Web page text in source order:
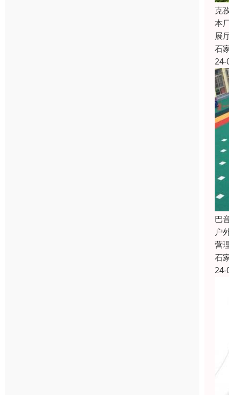
克
本
展
石
24-
巴
户
营
石
24-